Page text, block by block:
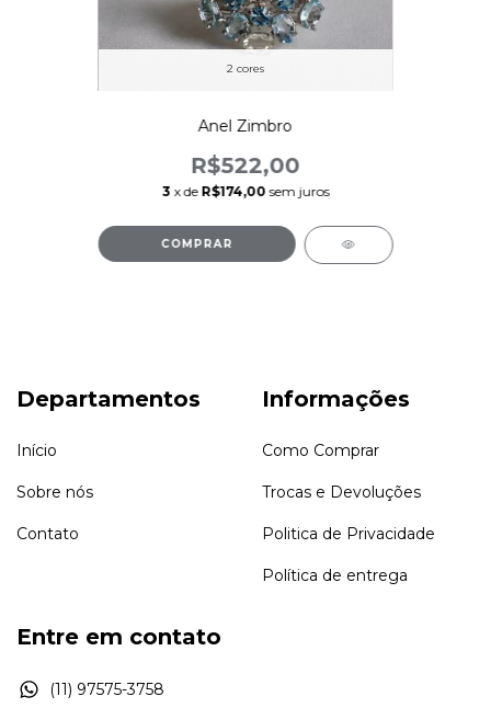
2 cores
Anel Zimbro
R$522,00
3 x de R$174,00 sem juros
COMPRAR
Departamentos
Início
Sobre nós
Contato
Informações
Como Comprar
Trocas e Devoluções
Politica de Privacidade
Política de entrega
Entre em contato
(11) 97575-3758